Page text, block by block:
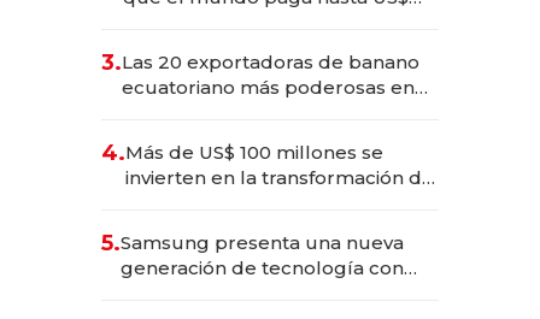
3.Las 20 exportadoras de banano
ecuatoriano más poderosas en
4.Más de US$ 100 millones se
invierten en la transformación de
5.Samsung presenta una nueva
generación de tecnología con